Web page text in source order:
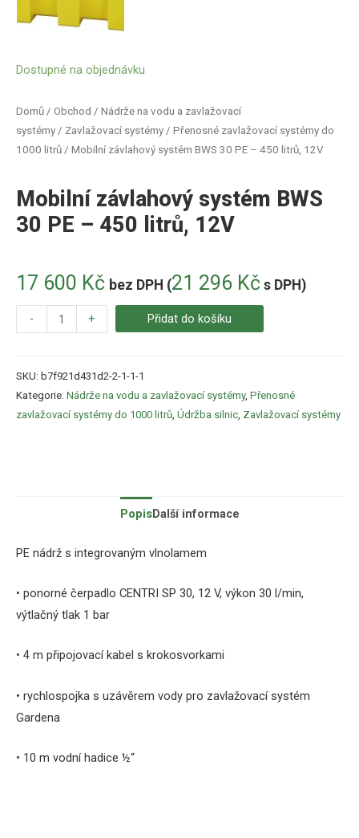
Domů / Obchod / Nádrže na vodu a zavlažovací
systémy / Zavlažovací systémy / Přenosné zavlažovací systémy do
1000 litrů / Mobilní závlahový systém BWS 30 PE – 450 litrů, 12V
Mobilní závlahový systém BWS
30 PE – 450 litrů, 12V
17 600 Kč bez DPH (21 296 Kč s DPH)
Dostupné na objednávku
- + Přidat do košíku
SKU: b7f921d431d2-2-1-1-1
Kategorie: Nádrže na vodu a zavlažovací systémy, Přenosné
zavlažovací systémy do 1000 litrů Údržba silnic Zavlažovací systémy
PopisDalší informace
PE nádrž s integrovaným vlnolamem
• ponorné čerpadlo CENTRI SP 30, 12 V, výkon 30 l/min,
výtlačný tlak 1 bar
• 4 m připojovací kabel s krokosvorkami
• rychlospojka s uzávěrem vody pro zavlažovací systém
Gardena
• 10 m vodní hadice ½“